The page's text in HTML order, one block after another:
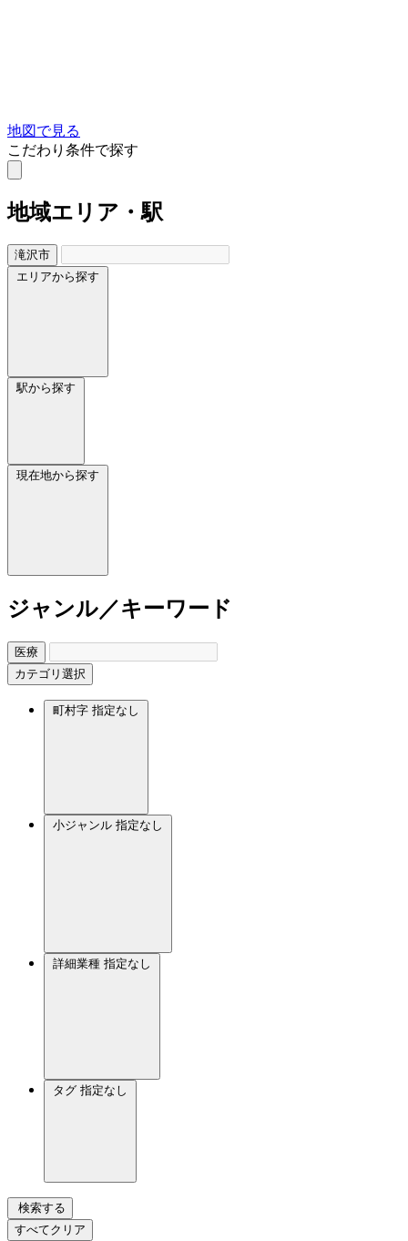
地図で見る
こだわり条件で探す
地域エリア・駅
滝沢市
エリアから探す
駅から探す
現在地から探す
ジャンル／キーワード
医療
カテゴリ選択
町村字 指定なし
小ジャンル 指定なし
詳細業種 指定なし
タグ 指定なし
検索する
すべてクリア